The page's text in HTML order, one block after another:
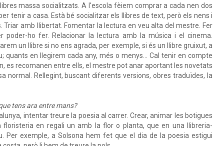
massa socialitzats. A l'escola fèiem comprar a cada nen dos
tenir a casa. Està bé socialitzar els llibres de text, però els nens i
amb llibertat. Fomentar la lectura en veu alta del mestre. Fer
poder-ho fer. Relacionar la lectura amb la música i el cinema.
un llibre si no ens agrada, per exemple, si és un llibre gruixut, a
quants en llegirem cada any, més o menys... Cal tenir en compte
es recomanen entre ells, el mestre pot anar aportant les novetats
normal. Rellegint, buscant diferents versions, obres traduïdes, la
tens ara entre mans?
intentar treure la poesia al carrer. Crear, animar les botigues
en regali un amb la flor o planta, que en una llibreria-
Per exemple, a Solsona hem fet que el dia de la poesia estigui